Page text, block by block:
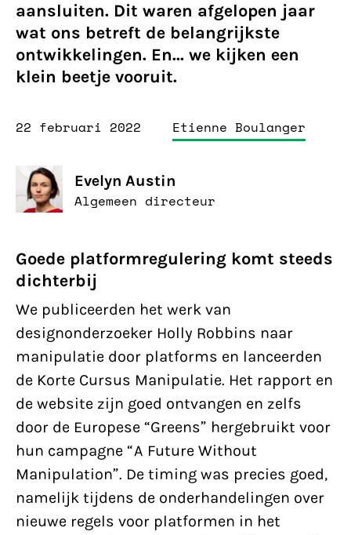
aansluiten. Dit waren afgelopen jaar
wat ons betreft de belangrijkste
ontwikkelingen. En... we kijken een
klein beetje vooruit.
22 februari 2022 Etienne Boulanger
Evelyn Austin
Algemeen directeur
Goede platformregulering komt steeds
dichterbij
We publiceerden het werk van
designonderzoeker Holly Robbins naar
manipulatie door platforms en lanceerden
de Korte Cursus Manipulatie. Het rapport en
de website zijn goed ontvangen en zelfs
door de Europese “Greens” hergebruikt voor
hun campagne “A Future Without
Manipulation”. De timing was precies goed,
namelijk tijdens de onderhandelingen over
nieuwe regels voor platformen in het